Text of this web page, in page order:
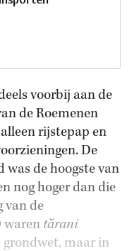
voorbij aan de
de Roemenen
rijstepap en
De
de hoogste van
nog hoger dan die
van de
warentărani
maar in